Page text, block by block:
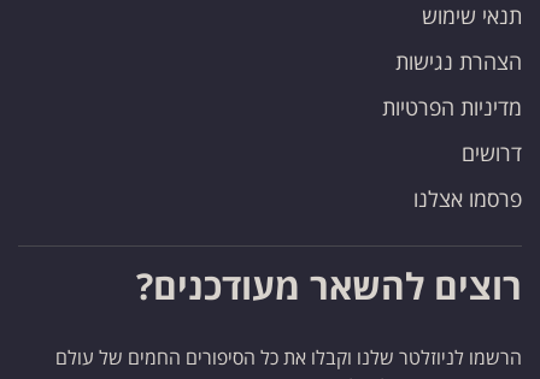
תנאי שימוש
הצהרת נגישות
מדיניות הפרטיות
דרושים
פרסמו אצלנו
רוצים להשאר מעודכנים?
הרשמו לניוזלטר שלנו וקבלו את כל הסיפורים החמים של עולם